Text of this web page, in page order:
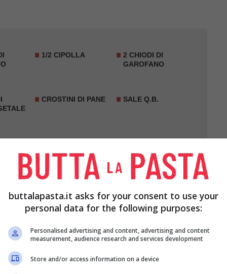
1/2 CIPOLLA
2 CHIODI DI
GAROFANO
CROSTINI DI PANE SALE Q.B.
, sbucciatela e inserite all’interno ichiodi di
buttalapasta.it asks for your consent to use your
personal data for the following purposes:
Personalised advertising and content, advertising and content
measurement, audience research and services development
Store and/or access information on a device